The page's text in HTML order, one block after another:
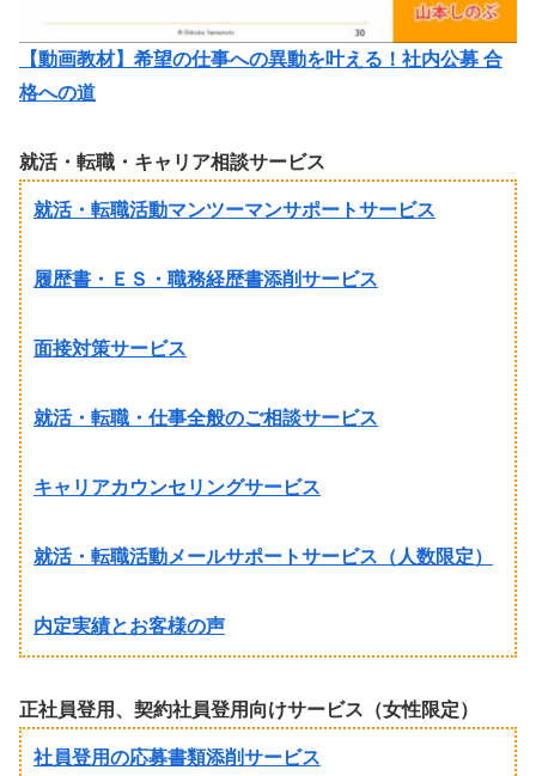
【動画教材】希望の仕事への異動を叶える！社内公募 合
格への道
就活・転職・キャリア相談サービス
就活・転職活動マンツーマンサポートサービス
履歴書・ＥＳ・職務経歴書添削サービス
面接対策サービス
就活・転職・仕事全般のご相談サービス
キャリアカウンセリングサービス
就活・転職活動メールサポートサービス（人数限定）
内定実績とお客様の声
正社員登用、契約社員登用向けサービス（女性限定）
社員登用の応募書類添削サービス